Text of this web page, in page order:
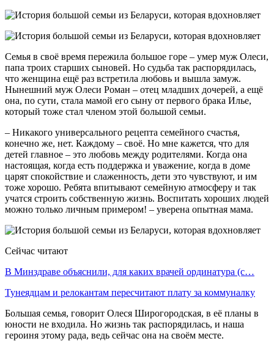
Семья в своё время пережила боль­шое горе – умер муж Олеси,
папа троих старших сыновей. Но судьба так распорядилась,
что женщина ещё раз встретила любовь и вышла замуж.
Нынешний муж Олеси Роман – отец младших дочерей, а ещё
она, по сути, стала мамой его сыну от пер­вого брака Илье,
который тоже стал членом этой большой семьи.
– Никакого универсально­го рецепта семейного счастья,
конечно же, нет. Каждому – своё. Но мне кажется, что для
детей главное – это любовь между родителями. Когда она
настоящая, когда есть под­держка и уважение, когда в доме
царят спокойствие и сла­женность, дети это чувствуют, и им
тоже хорошо. Ребята впи­тывают семейную атмосферу и так
учатся строить собствен­ную жизнь. Воспитать хоро­ших людей
можно только лич­ным примером! – уверена опытная мама.
Сейчас читают
В Минздраве объяснили, для каких врачей ординатура (с…
Тунеядцам и релокантам пересчитают плату за коммуналку
Большая семья, говорит Олеся Широгородская, в её планы в
юности не входила. Но жизнь так распоряди­лась, и наша
героиня этому рада, ведь сейчас она на своём месте.